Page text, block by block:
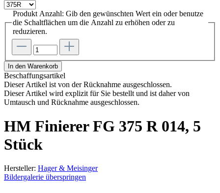
Produkt Anzahl: Gib den gewünschten Wert ein oder benutze
die Schaltflächen um die Anzahl zu erhöhen oder zu
reduzieren.
In den Warenkorb
Beschaffungsartikel
Dieser Artikel ist von der Rücknahme ausgeschlossen.
Dieser Artikel wird explizit für Sie bestellt und ist daher von
Umtausch und Rücknahme ausgeschlossen.
HM Finierer FG 375 R 014, 5
Stück
Hersteller: Hager & Meisinger
Bildergalerie überspringen